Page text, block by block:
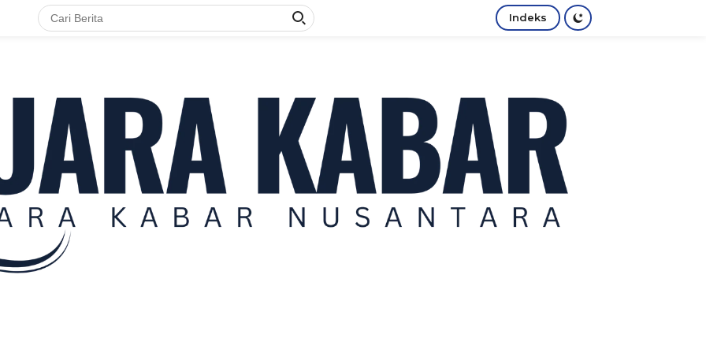
Indeks